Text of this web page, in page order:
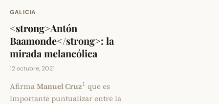
GALICIA
<strong>Antón
Baamonde</strong>: la
mirada melancólica
12 octubre, 2021
AfirmaManuel Cruz1 que es
importante puntualizar entre la